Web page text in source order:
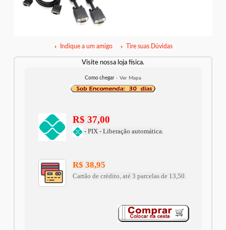
Indique a um amigo Tire suas Dúvidas
Visite nossa loja física.
Como chegar - Ver Mapa
R$ 37,00
- PIX - Liberação automática.
R$ 38,95
Cartão de crédito, até 3 parcelas de 13,50.